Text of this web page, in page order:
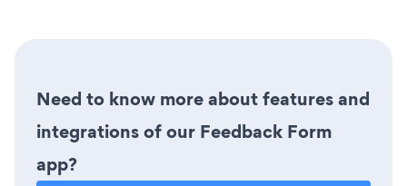
Need to know more about features and
integrations of our Feedback Form
app?